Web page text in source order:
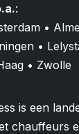
:
•
•
• Zwolle
is een
chauffeurs